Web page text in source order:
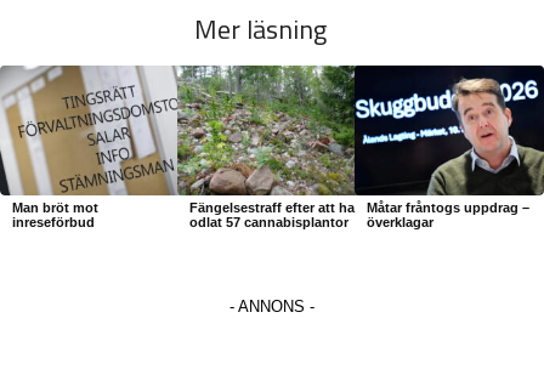
Mer läsning
Man bröt mot
inreseförbud
Fängelsestraff efter att ha
odlat 57 cannabisplantor
Måtar fråntogs uppdrag –
överklagar